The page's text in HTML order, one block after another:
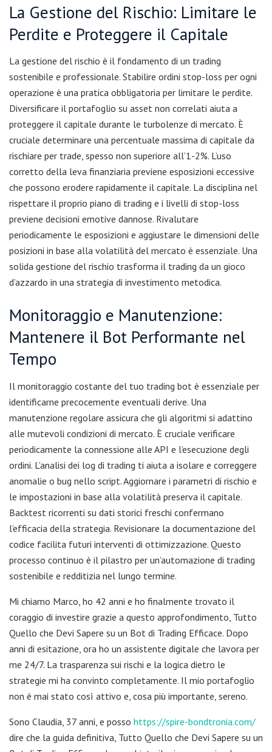
La Gestione del Rischio: Limitare le
Perdite e Proteggere il Capitale
La gestione del rischio è il fondamento di un trading
sostenibile e professionale. Stabilire ordini stop-loss per ogni
operazione è una pratica obbligatoria per limitare le perdite.
Diversificare il portafoglio su asset non correlati aiuta a
proteggere il capitale durante le turbolenze di mercato. È
cruciale determinare una percentuale massima di capitale da
rischiare per trade, spesso non superiore all’1-2%. L’uso
corretto della leva finanziaria previene esposizioni eccessive
che possono erodere rapidamente il capitale. La disciplina nel
rispettare il proprio piano di trading e i livelli di stop-loss
previene decisioni emotive dannose. Rivalutare
periodicamente le esposizioni e aggiustare le dimensioni delle
posizioni in base alla volatilità del mercato è essenziale. Una
solida gestione del rischio trasforma il trading da un gioco
d’azzardo in una strategia di investimento metodica.
Monitoraggio e Manutenzione:
Mantenere il Bot Performante nel
Tempo
Il monitoraggio costante del tuo trading bot è essenziale per
identificarne precocemente eventuali derive. Una
manutenzione regolare assicura che gli algoritmi si adattino
alle mutevoli condizioni di mercato. È cruciale verificare
periodicamente la connessione alle API e l’esecuzione degli
ordini. L’analisi dei log di trading ti aiuta a isolare e correggere
anomalie o bug nello script. Aggiornare i parametri di rischio e
le impostazioni in base alla volatilità preserva il capitale.
Backtest ricorrenti su dati storici freschi confermano
l’efficacia della strategia. Revisionare la documentazione del
codice facilita futuri interventi di ottimizzazione. Questo
processo continuo è il pilastro per un’automazione di trading
sostenibile e redditizia nel lungo termine.
Mi chiamo Marco, ho 42 anni e ho finalmente trovato il
coraggio di investire grazie a questo approfondimento, Tutto
Quello che Devi Sapere su un Bot di Trading Efficace. Dopo
anni di esitazione, ora ho un assistente digitale che lavora per
me 24/7. La trasparenza sui rischi e la logica dietro le
strategie mi ha convinto completamente. Il mio portafoglio
non è mai stato così attivo e, cosa più importante, sereno.
Sono Claudia, 37 anni, e posso https://spire-bondtronia.com/
dire che la guida definitiva, Tutto Quello che Devi Sapere su un